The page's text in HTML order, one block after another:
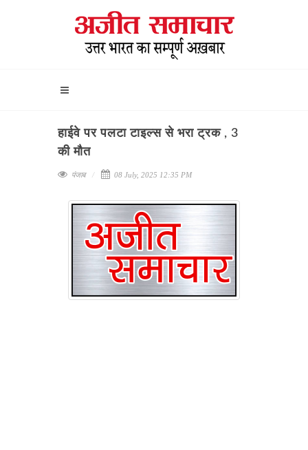
हाईवे पर पलटा टाइल्स से भरा ट्रक , 3
की मौत
पंजाब 08 July, 2025 12:35 PM